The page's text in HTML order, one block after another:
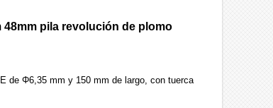
48mm pila revolución de plomo
de Φ6,35 mm y 150 mm de largo, con tuerca